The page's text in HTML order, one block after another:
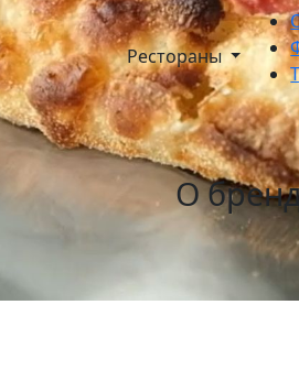
Рестораны
О